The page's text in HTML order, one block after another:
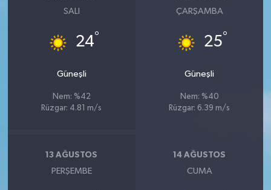
SALI
24°
Güneşli
Nem: %42
Rüzgar: 4.81 m/s
ÇARŞAMBA
25°
Güneşli
Nem: %40
Rüzgar: 6.39 m/s
13 AĞUSTOS
PERŞEMBE
14 AĞUSTOS
CUMA